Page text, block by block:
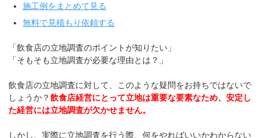
施工例をまとめて見る
無料で見積もり依頼する
「飲食店の立地調査のポイントが知りたい」
「そもそも立地調査が必要な理由とは？」
飲食店の立地調査に対して、このような疑問をお持ちではないで
しょうか？飲食店経営にとって立地は重要な要素なため、安定し
た経営には立地調査が欠かせません。
しかし、実際に立地調査を行う際、何をやればいいかわからない